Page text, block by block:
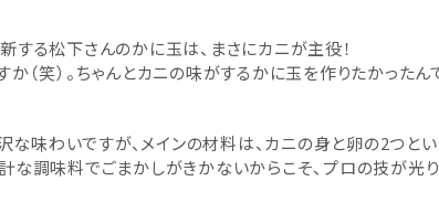
する松下さんのかに玉は、まさにカニが主役！
か（笑）。ちゃんとカニの味がするかに玉を作りたかったん
味わいですが、メインの材料は、カニの身と卵の2つと
な調味料でごまかしがきかないからこそ、プロの技が光